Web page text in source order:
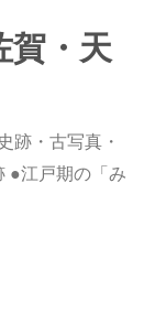
賀・天
跡・古写真・
●江戸期の「み